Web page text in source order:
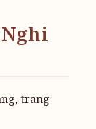
trang